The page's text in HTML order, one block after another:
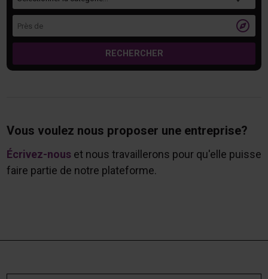

RECHERCHER
Vous voulez nous proposer une entreprise?
Écrivez-nouset nous travaillerons pour qu'elle puisse
faire partie de notre plateforme.